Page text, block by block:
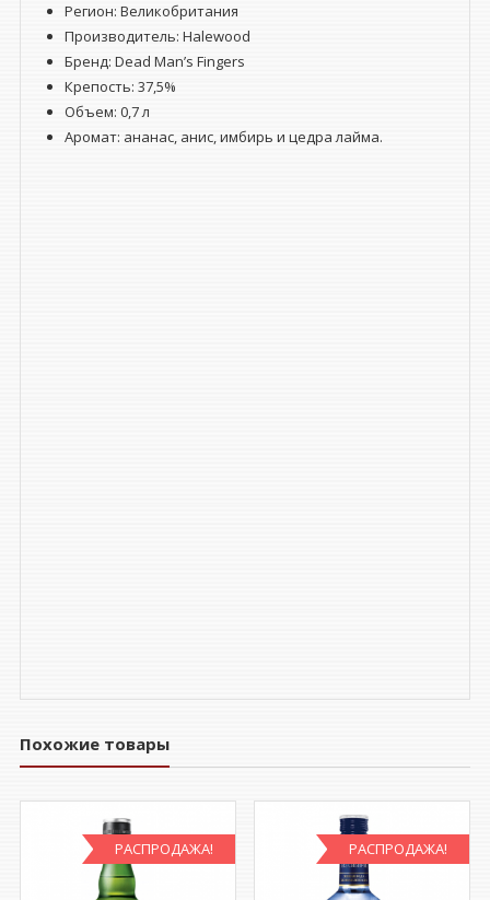
Регион: Великобритания
Производитель: Halewood
Бренд: Dead Man’s Fingers
Крепость: 37,5%
Объем: 0,7 л
Аромат: ананас, анис, имбирь и цедра лайма.
Похожие товары
РАСПРОДАЖА! РАСПРОДАЖА!